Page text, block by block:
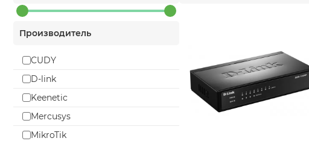
Производитель
CUDY
D-link
Keenetic
Mercusys
MikroTik